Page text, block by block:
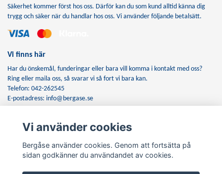
Säkerhet kommer först hos oss. Därför kan du som kund alltid känna dig
trygg och säker när du handlar hos oss. Vi använder följande betalsätt.
Vi finns här
Har du önskemål, funderingar eller bara vill komma i kontakt med oss?
Ring eller maila oss, så svarar vi så fort vi bara kan.
Telefon: 042-262545
E-postadress: info@bergase.se
Anmäl dig till vårt nyhetsbrev
Prenumerera
Vi använder cookies
Bergåse använder cookies. Genom att fortsätta på
sidan godkänner du användandet av cookies.